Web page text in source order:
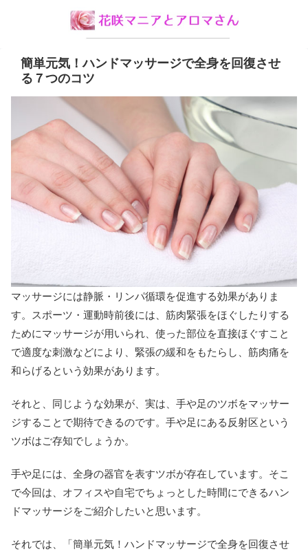
簡単元気！ハンドマッサージで全身を回復させ
る７つのコツ
マッサージには静脈・リンパ循環を促進する効果がありま
す。スポーツ・運動時前後には、筋肉緊張をほぐしたりする
ためにマッサージが用いられ、使った部位を直接ほぐすこと
で適度な刺激などにより、緊張の緩和をもたらし、筋肉痛を
和らげるという効果があります。
それと、同じような効果が、実は、手や足のツボをマッサー
ジすることで期待できるのです。手や足にある反射区という
ツボはご存知でしょうか。
手や足には、全身の器官を表すツボが存在しています。そこ
で今回は、オフィスや自宅でちょっとした時間にできるハン
ドマッサージをご紹介したいと思います。
それでは、「簡単元気！ハンドマッサージで全身を回復させ